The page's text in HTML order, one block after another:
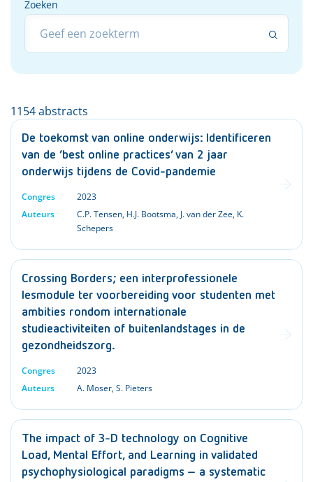
Zoeken
Zoeken
1154 abstracts
De toekomst van online onderwijs: Identificeren
van de ‘best online practices’ van 2 jaar
onderwijs tijdens de Covid-pandemie
Congres
2023
Auteurs
C.P. Tensen, H.J. Bootsma, J. van der Zee, K.
Schepers
Crossing Borders; een interprofessionele
lesmodule ter voorbereiding voor studenten met
ambities rondom internationale
studieactiviteiten of buitenlandstages in de
gezondheidszorg.
Congres
2023
Auteurs
A. Moser,S. Pieters
The impact of 3-D technology on Cognitive
Load, Mental Effort, and Learning in validated
psychophysiological paradigms – a systematic